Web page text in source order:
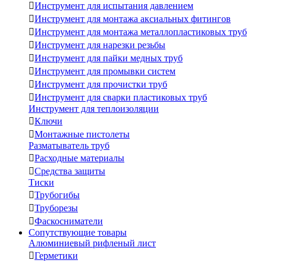
Инструмент для испытания давлением
Инструмент для монтажа аксиальных фитингов
Инструмент для монтажа металлопластиковых труб
Инструмент для нарезки резьбы
Инструмент для пайки медных труб
Инструмент для промывки систем
Инструмент для прочистки труб
Инструмент для сварки пластиковых труб
Инструмент для теплоизоляции
Ключи
Монтажные пистолеты
Разматыватель труб
Расходные материалы
Средства защиты
Тиски
Трубогибы
Труборезы
Фаскосниматели
Сопутствующие товары
Алюминиевый рифленый лист
Герметики